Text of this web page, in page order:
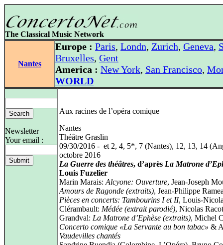
The Classical Music Network
Nantes
Europe : Paris, Londn, Zurich, Geneva,
Bruxelles, Gent
America : New York, San Francisco,
WORLD
Newsletter
Your email :
Aux racines de l’opéra comique
Nantes
Théâtre Graslin
09/30/2016 - et 2, 4, 5*, 7 (Nantes), 12, 13, 14
octobre 2016
La Guerre des théâtres, d’après La Matrone
Louis Fuzelier
Marin Marais: Alcyone: Ouverture, Jean-Joseph
Amours de Ragonde (extraits), Jean-Philippe
Pièces en concerts: Tambourins I et II, Louis-
Clérambault: Médée (extrait parodié), Nicolas
Grandval: La Matrone d’Ephèse (extraits), Michel
Concerto comique «La Servante au bon tabac» &
Vaudevilles chantés